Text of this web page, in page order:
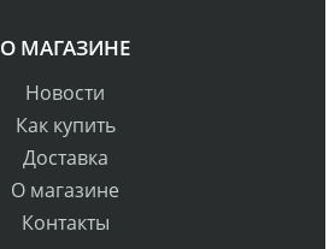
О МАГАЗИНЕ
Новости
Как купить
Доставка
О магазине
Контакты